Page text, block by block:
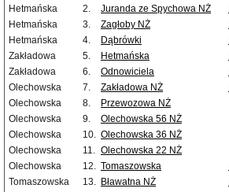
Hetmańska
2. Juranda ze Spychowa NŻ
Hetmańska
3. Zagłoby NŻ
Hetmańska
4. Dąbrówki
Zakładowa
5. Hetmańska
Zakładowa
6. Odnowiciela
Olechowska
7. Zakładowa NŻ
Olechowska
8.
Przewozowa NŻ
Olechowska
9.
Olechowska 56 NŻ
Olechowska
10. Olechowska 36 NŻ
Olechowska
11. Olechowska 22 NŻ
Olechowska
12. Tomaszowska
Tomaszowska
13. Bławatna NŻ